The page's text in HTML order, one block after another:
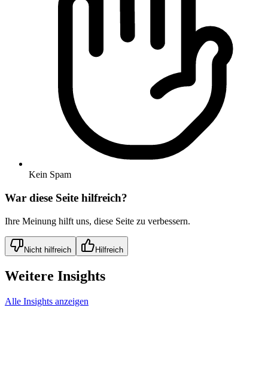
Kein Spam
War diese Seite hilfreich?
Ihre Meinung hilft uns, diese Seite zu verbessern.
Nicht hilfreich Hilfreich
Weitere Insights
Alle Insights anzeigen